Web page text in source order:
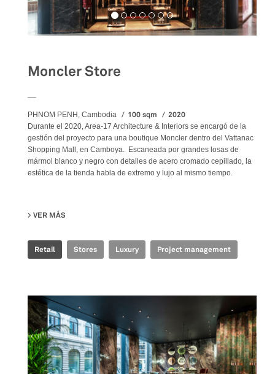
Moncler Store
PHNOM PENH, Cambodia 100 sqm 2020
Durante el 2020, Area-17 Architecture & Interiors se encargó de la
gestión del proyecto para una boutique Moncler dentro del Vattanac
Shopping Mall, en Camboya. Escaneada por grandes losas de
mármol blanco y negro con detalles de acero cromado cepillado, la
estética de la tienda habla de extremo y lujo al mismo tiempo.
VER MÁS
Retail Stores Luxury Project management